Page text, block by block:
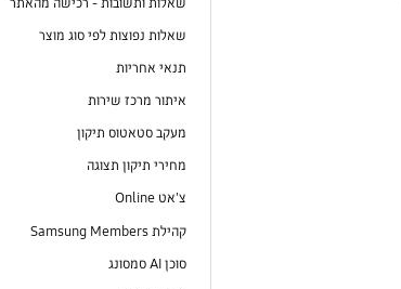
שאלות נפוצות לפי סוג מוצר
תנאי אחריות
איתור מרכז שירות
מעקב סטאטוס תיקון
מחירי תיקון תצוגה
צ'אט Online
קהילת Samsung Members
סוכן AI סמסונג